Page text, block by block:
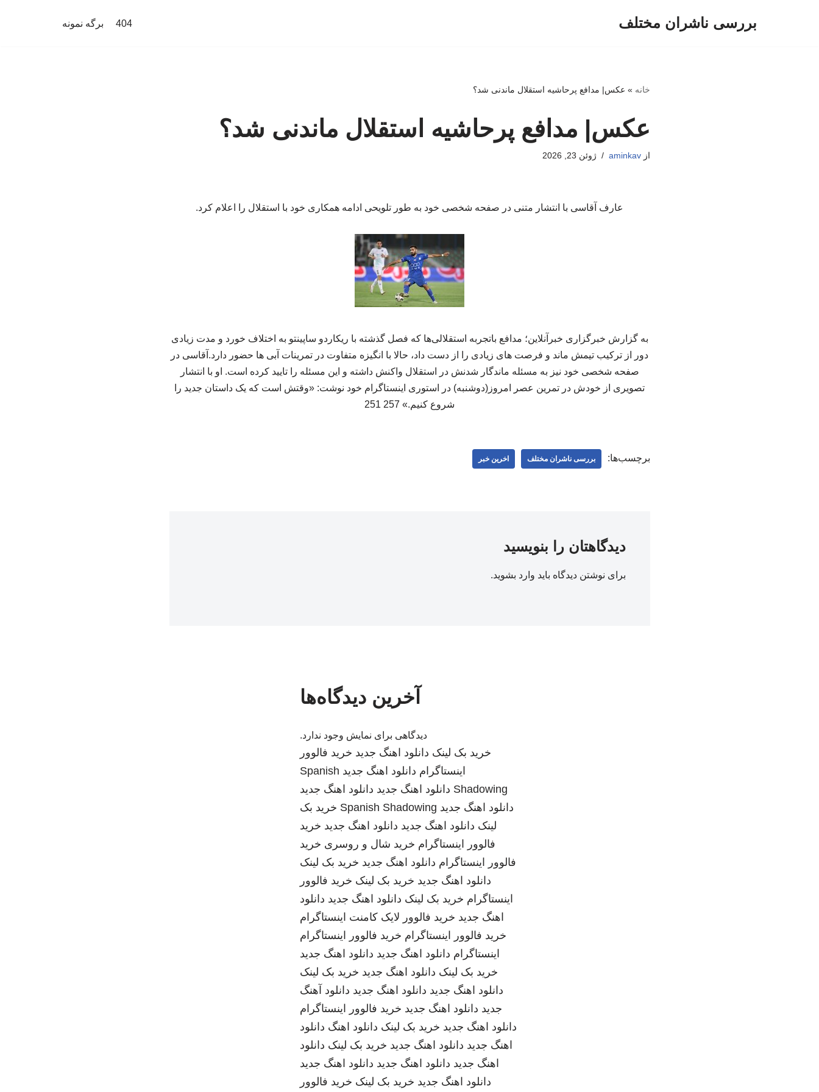
بررسی ناشران مختلف 404 برگه نمونه
خانه » عکس| مدافع پرحاشیه استقلال ماندنی شد؟
عکس| مدافع پرحاشیه استقلال ماندنی شد؟
ازaminkav ژوئن 23, 2026
عارف آقاسی با انتشار متنی در صفحه شخصی خود به طور تلویحی ادامه همکاری خود با استقلال را اعلام کرد.
به گزارش خبرگزاری خبرآنلاین؛ مدافع باتجربه استقلالی‌ها که فصل گذشته با ریکاردو ساپینتو به اختلاف خورد و مدت زیادی
دور از ترکیب تیمش ماند و فرصت های زیادی را از دست داد، حالا با انگیزه متفاوت در تمرینات آبی ها حضور دارد.آقاسی در
صفحه شخصی خود نیز به مسئله ماندگار شدنش در استقلال واکنش داشته و این مسئله را تایید کرده است. او با انتشار
تصویری از خودش در تمرین عصر امروز(دوشنبه) در استوری اینستاگرام خود نوشت: «وقتش است که یک داستان جدید را
شروع کنیم.» 257 251
برچسب‌ها: بررسی ناشران مختلف اخرین خبر
دیدگاهتان را بنویسید
برای نوشتن دیدگاه باید وارد بشوید.
آخرین دیدگاه‌ها
دیدگاهی برای نمایش وجود ندارد.
خرید بک لینک دانلود اهنگ جدید خرید فالوور
اینستاگرام دانلود اهنگ جدید Spanish
Shadowing دانلود اهنگ جدید دانلود اهنگ جدید
دانلود اهنگ جدید Spanish Shadowing خرید بک
لینک دانلود اهنگ جدید دانلود اهنگ جدید خرید
فالوور اینستاگرام خرید شال و روسری خرید
فالوور اینستاگرام دانلود اهنگ جدید خرید بک لینک
دانلود اهنگ جدید خرید بک لینک خرید فالوور
اینستاگرام خرید بک لینک دانلود اهنگ جدید دانلود
اهنگ جدید خرید فالوور لایک کامنت اینستاگرام
خرید فالوور اینستاگرام خرید فالوور اینستاگرام
اینستاگرام دانلود اهنگ جدید دانلود اهنگ جدید
خرید بک لینک دانلود اهنگ جدید خرید بک لینک
دانلود اهنگ جدید دانلود اهنگ جدید دانلود آهنگ
جدید دانلود اهنگ جدید خرید فالوور اینستاگرام
دانلود اهنگ جدید خرید بک لینک دانلود اهنگ دانلود
اهنگ جدید دانلود اهنگ جدید خرید بک لینک دانلود
اهنگ جدید دانلود اهنگ جدید دانلود اهنگ جدید
دانلود اهنگ جدید خرید بک لینک خرید فالوور